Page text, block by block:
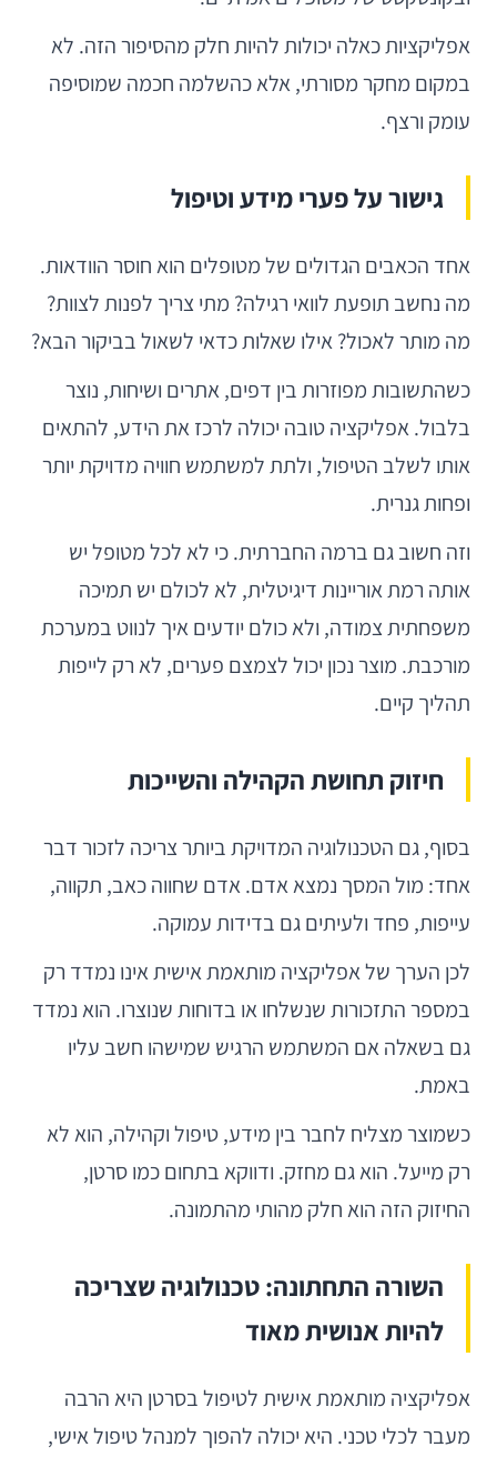
אפליקציות כאלה יכולות להיות חלק מהסיפור הזה. לא
במקום מחקר מסורתי, אלא כהשלמה חכמה שמוסיפה
עומק ורצף.
גישור על פערי מידע וטיפול
אחד הכאבים הגדולים של מטופלים הוא חוסר הוודאות.
מה נחשב תופעת לוואי רגילה? מתי צריך לפנות לצוות?
מה מותר לאכול? אילו שאלות כדאי לשאול בביקור הבא?
כשהתשובות מפוזרות בין דפים, אתרים ושיחות, נוצר
בלבול. אפליקציה טובה יכולה לרכז את הידע, להתאים
אותו לשלב הטיפול, ולתת למשתמש חוויה מדויקת יותר
ופחות גנרית.
וזה חשוב גם ברמה החברתית. כי לא לכל מטופל יש
אותה רמת אוריינות דיגיטלית, לא לכולם יש תמיכה
משפחתית צמודה, ולא כולם יודעים איך לנווט במערכת
מורכבת. מוצר נכון יכול לצמצם פערים, לא רק לייפות
תהליך קיים.
חיזוק תחושת הקהילה והשייכות
בסוף, גם הטכנולוגיה המדויקת ביותר צריכה לזכור דבר
אחד: מול המסך נמצא אדם. אדם שחווה כאב, תקווה,
עייפות, פחד ולעיתים גם בדידות עמוקה.
לכן הערך של אפליקציה מותאמת אישית אינו נמדד רק
במספר התזכורות שנשלחו או בדוחות שנוצרו. הוא נמדד
גם בשאלה אם המשתמש הרגיש שמישהו חשב עליו
באמת.
כשמוצר מצליח לחבר בין מידע, טיפול וקהילה, הוא לא
רק מייעל. הוא גם מחזק. ודווקא בתחום כמו סרטן,
החיזוק הזה הוא חלק מהותי מהתמונה.
השורה התחתונה: טכנולוגיה שצריכה
להיות אנושית מאוד
אפליקציה מותאמת אישית לטיפול בסרטן היא הרבה
מעבר לכלי טכני. היא יכולה להפוך למנהל טיפול אישי,